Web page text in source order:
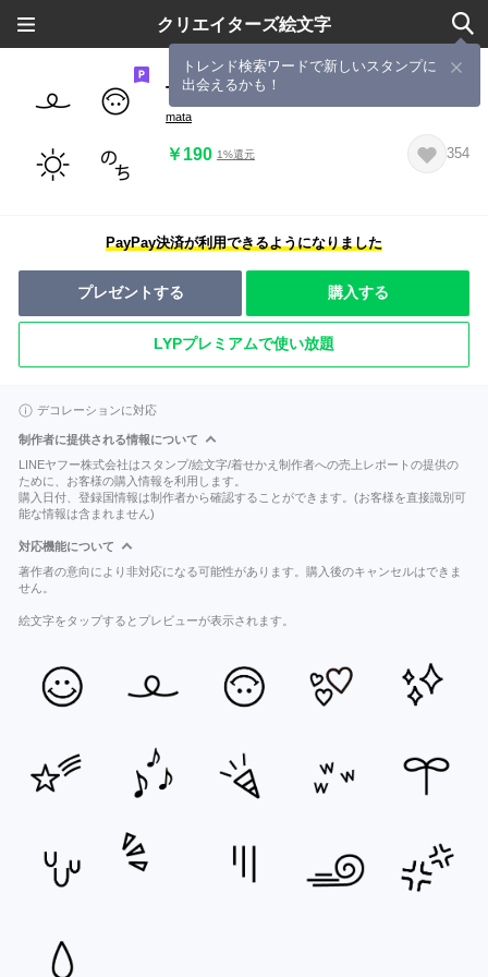
クリエイターズ絵文字
トレンド検索ワードで新しいスタンプに
出会えるかも！
THEシンプル‐文字遊びシリーズ‐
mata
￥190 1%還元 354
PayPay決済が利用できるようになりました
プレゼントする 購入する
LYPプレミアムで使い放題
デコレーションに対応
制作者に提供される情報について
LINEヤフー株式会社はスタンプ/絵文字/着せかえ制作者への売上レポートの提供の
ために、お客様の購入情報を利用します。
購入日付、登録国情報は制作者から確認することができます。(お客様を直接識別可
能な情報は含まれません)
対応機能について
著作者の意向により非対応になる可能性があります。購入後のキャンセルはできま
せん。
絵文字をタップするとプレビューが表示されます。